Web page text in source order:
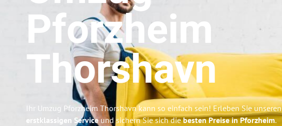
Pforzheim
Thorshavn
Ihr Umzug Pforzheim Thorshavn kann so einfach sein! Erleben Sie unseren
erstklassigen Serviceund sichern Sie sich diebesten Preise in Pforzheim.